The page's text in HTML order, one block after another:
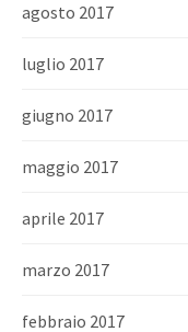
agosto 2017
luglio 2017
giugno 2017
maggio 2017
aprile 2017
marzo 2017
febbraio 2017